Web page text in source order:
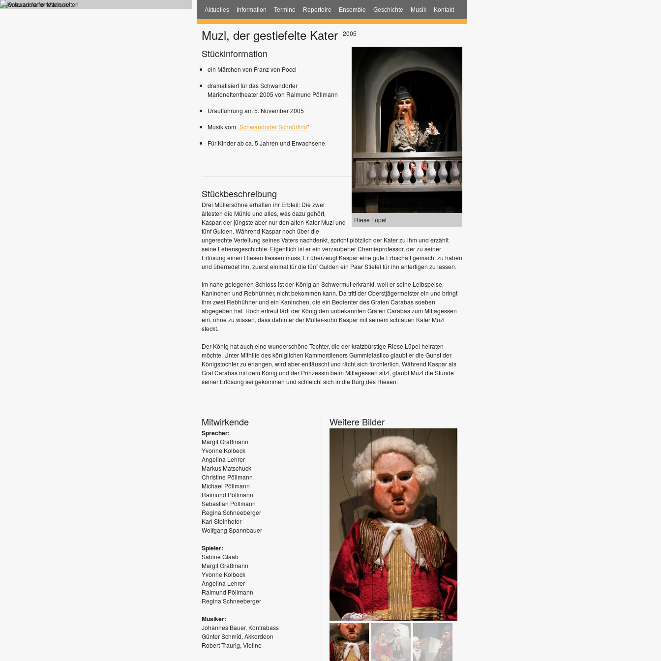
www.sadmarionetten.de
Aktuelles Information Termine Repertoire Ensemble Geschichte Musik Kontakt
Muzl, der gestiefelte Kater 2005
Riese Lüpel
Stückinformation
ein Märchen von Franz von Pocci
dramatisiert für das Schwandorfer
Marionettentheater 2005 von Raimund Pöllmann
Uraufführung am 5. November 2005
Musik vom „Schwandorfer Schnürltrio"
Für Kinder ab ca. 5 Jahren und Erwachsene
Stückbeschreibung
Drei Müllersöhne erhalten ihr Erbteil: Die zwei
ältesten die Mühle und alles, was dazu gehört,
Kaspar, der jüngste aber nur den alten Kater Muzl und
fünf Gulden. Während Kaspar noch über die
ungerechte Verteilung seines Vaters nachdenkt, spricht plötzlich der Kater zu ihm und erzählt
seine Lebensgeschichte. Eigentlich ist er ein verzauberter Chemieprofessor, der zu seiner
Erlösung einen Riesen fressen muss. Er überzeugt Kaspar eine gute Erbschaft gemacht zu haben
und überredet ihn, zuerst einmal für die fünf Gulden ein Paar Stiefel für ihn anfertigen zu lassen.
Im nahe gelegenen Schloss ist der König an Schwermut erkrankt, weil er seine Leibspeise,
Kaninchen und Rebhühner, nicht bekommen kann. Da tritt der Oberstjägermeister ein und bringt
ihm zwei Rebhühner und ein Kaninchen, die ein Bedienter des Grafen Carabas soeben
abgegeben hat. Hoch erfreut lädt der König den unbekannten Grafen Carabas zum Mittagessen
ein, ohne zu wissen, dass dahinter der Müller-sohn Kaspar mit seinem schlauen Kater Muzl
steckt.
Der König hat auch eine wunderschöne Tochter, die der kratzbürstige Riese Lüpel heiraten
möchte. Unter Mithilfe des königlichen Kammerdieners Gummielastico glaubt er die Gunst der
Königstochter zu erlangen, wird aber enttäuscht und rächt sich fürchterlich. Während Kaspar als
Graf Carabas mit dem König und der Prinzessin beim Mittagessen sitzt, glaubt Muzl die Stunde
seiner Erlösung sei gekommen und schleicht sich in die Burg des Riesen.
Mitwirkende
Sprecher:
Margit Graßmann
Yvonne Kolbeck
Angelina Lehrer
Markus Matschuck
Christine Pöllmann
Michael Pöllmann
Raimund Pöllmann
Sebastian Pöllmann
Regina Schneeberger
Karl Steinhofer
Wolfgang Spannbauer
Spieler:
Sabine Glaab
Margit Graßmann
Yvonne Kolbeck
Angelina Lehrer
Raimund Pöllmann
Regina Schneeberger
Musiker:
Johannes Bauer, Kontrabass
Günter Schmid, Akkordeon
Robert Traurig, Violine
Weitere Bilder